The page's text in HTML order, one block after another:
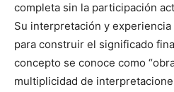
completa sin la participación
Su interpretación y
para construir el significado
concepto se conoce como
multiplicidad de